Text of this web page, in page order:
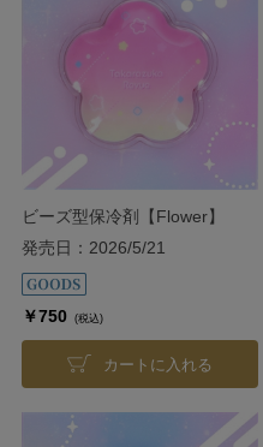
ビーズ型保冷剤【Flower】
発売日：2026/5/21
￥750 (税込)
カートに入れる